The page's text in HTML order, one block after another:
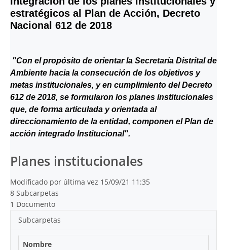
estratégicos al Plan de Acción, Decreto
Nacional 612 de 2018
"Con el propósito de orientar la Secretaría Distrital de
Ambiente hacia la consecución de los objetivos y
metas institucionales, y en cumplimiento del Decreto
612 de 2018, se formularon los planes institucionales
que, de forma articulada y orientada al
direccionamiento de la entidad, componen el Plan de
acción integrado Institucional".
Planes institucionales
Modificado por última vez 15/09/21 11:35
8 Subcarpetas
1 Documento
Subcarpetas
Nombre